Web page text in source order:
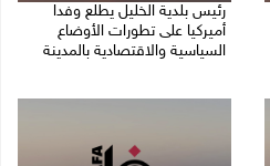
رئيس بلدية الخليل يطلع وفدا
أميركيا على تطورات الأوضاع
السياسية والاقتصادية بالمدينة